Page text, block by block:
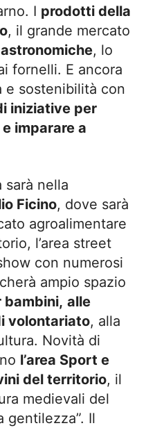
I prodotti della
, il grande mercato
, lo
fornelli. E ancora
e sostenibilità con
iniziative per
imparare a
sarà nella
Ficino, dove sarà
agroalimentare
l’area street
con numerosi
ampio spazio
alle
volontariato, alla
Novità di
l’area Sport e
del territorio, il
medievali del
gentilezza”. Il